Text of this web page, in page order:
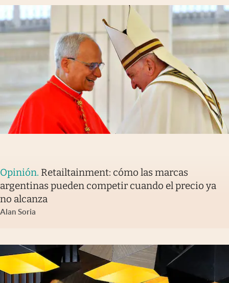
Opinión. Retailtainment: cómo las marcas
argentinas pueden competir cuando el precio ya
no alcanza
Alan Soria